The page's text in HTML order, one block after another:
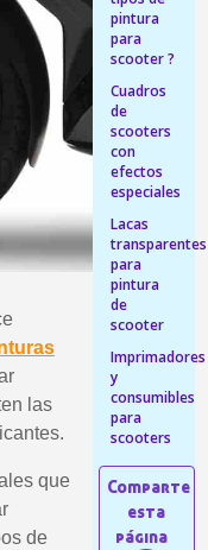
5 € de descuento
Suscríbete al
Entrega en un
en 4 plazos sin
Obtenga su presupuesto
Comparte tus
Gana puntos de
Devuelve los
5 € de descuento
Cupón de 10 € por
Suscríbete al
las
que
de
pintura
para
scooter ?
Cuadros
de
scooters
con
efectos
especiales
Lacas
transparentes
para
pintura
de
scooter
Imprimadores
y
consumibles
para
scooters